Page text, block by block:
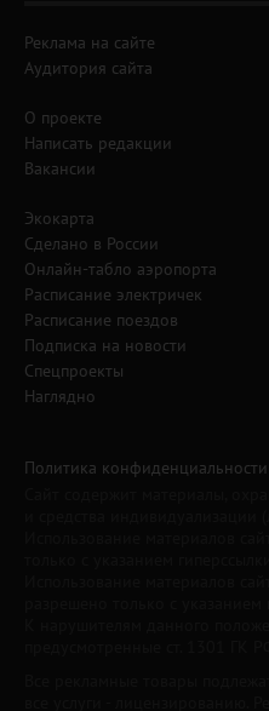
Реклама на сайте
Аудитория сайта
О проекте
Написать редакции
Вакансии
Экокарта
Сделано в России
Онлайн-табло аэропорта
Расписание электричек
Расписание поездов
Подписка на новости
Спецпроекты
Наглядно
Политика конфиденциальности